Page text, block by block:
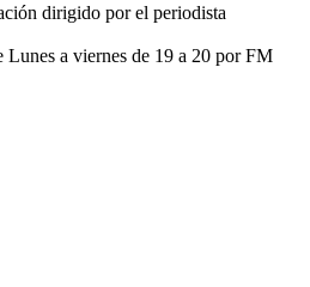
dirigido por el periodista
Lunes a viernes de 19 a 20 por FM